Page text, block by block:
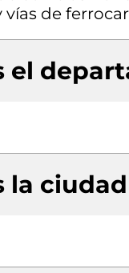
vías de
el
la